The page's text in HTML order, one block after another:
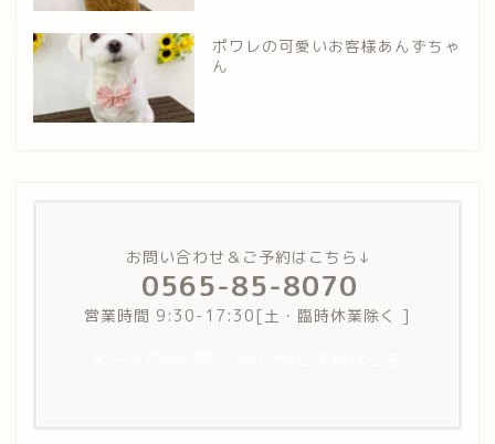
ポワレの可愛いお客様あんずちゃ
ん
お問い合わせ＆ご予約はこちら↓
0565-85-8070
営業時間 9:30-17:30[土・臨時休業除く ]